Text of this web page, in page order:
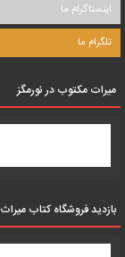
اینستاگرام ما
تلگرام ما
میرات مکتوب در نورمگز
بازدید فروشگاه کتاب میراث